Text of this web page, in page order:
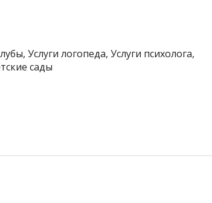
Услуги логопеда, Услуги психолога,
сады